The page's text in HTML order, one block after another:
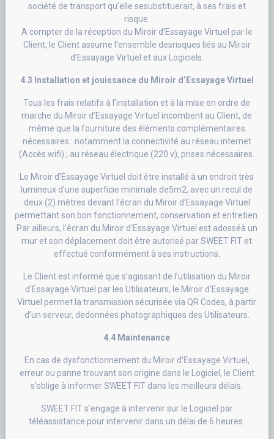
société de transport qu’elle sesubstituerait, à ses frais et
risque.
A compter de la réception du Miroir d’Essayage Virtuel par le
Client, le Client assume l’ensemble desrisques liés au Miroir
d’Essayage Virtuel et aux Logiciels.
4.3 Installation et jouissance du Miroir d’Essayage Virtuel
Tous les frais relatifs à l’installation et à la mise en ordre de
marche du Miroir d’Essayage Virtuel incombent au Client, de
même que la fourniture des éléments complémentaires
nécessaires : notamment la connectivité au réseau internet
(Accès wifi) ; au réseau électrique (220 v), prises nécessaires.
Le Miroir d’Essayage Virtuel doit être installé à un endroit très
lumineux d’une superficie minimale de5m2, avec un recul de
deux (2) mètres devant l’écran du Miroir d’Essayage Virtuel
permettant son bon fonctionnement, conservation et entretien.
Par ailleurs, l’écran du Miroir d’Essayage Virtuel est adosséà un
mur et son déplacement doit être autorisé par SWEET FIT et
effectué conformément à ses instructions.
Le Client est informé que s’agissant de l’utilisation du Miroir
d’Essayage Virtuel par les Utilisateurs, le Miroir d’Essayage
Virtuel permet la transmission sécurisée via QR Codes, à partir
d’un serveur, dedonnées photographiques des Utilisateurs.
4.4 Maintenance
En cas de dysfonctionnement du Miroir d’Essayage Virtuel,
erreur ou panne trouvant son origine dans le Logiciel, le Client
s’oblige à informer SWEET FIT dans les meilleurs délais.
SWEET FIT s’engage à intervenir sur le Logiciel par
téléassistance pour intervenir dans un délai de 6 heures.